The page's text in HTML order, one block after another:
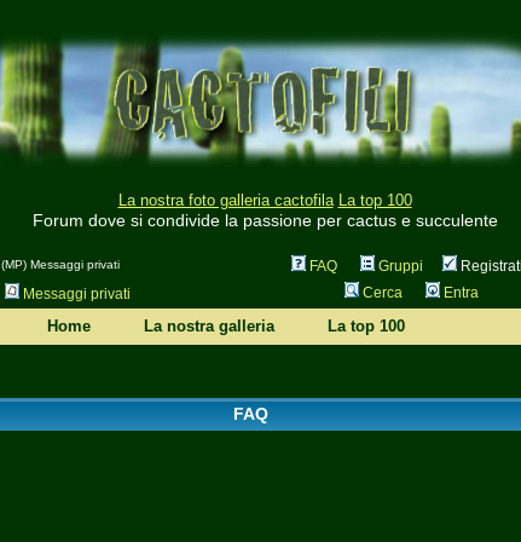
La nostra foto galleria cactofila La top 100
Forum dove si condivide la passione per cactus e succulente
(MP) Messaggi privati FAQ Gruppi
Messaggi privati
Cerca Entra
Home La nostra galleria La top 100
FAQ